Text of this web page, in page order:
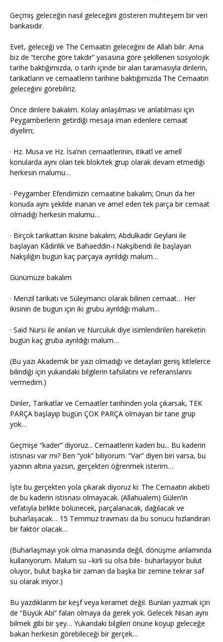
Geçmiş geleceğin nasıl geleceğini gösteren muhteşem bir veri
bankasıdır.
Evet, geleceği ve The Cemaatin geleceğini de Allah bilir. Ama
biz de “tercihe göre takdir” yasasına göre şekillenen sosyolojik
tarihe baktığımızda, o tarih içinde bir alan taramasıyla dinlerin,
tarikatların ve cemaatlerin tarihine baktığımızda The Cemaatin
geleceğini görebiliriz.
Önce dinlere bakalım. Kolay anlaşılması ve anlatılması için
Peygamberlerin getirdiği mesaja iman edenlere cemaat
diyelim;
· Hz. Musa ve Hz. İsa’nın cemaatlerinin, itikatî ve amelî
konularda aynı olan tek blok/tek grup olarak devam etmediği
herkesin malumu…
· Peygamber Efendimizin cemaatine bakalım; Onun da her
konuda aynı şekilde inanan ve amel eden tek parça bir cemaat
olmadığı herkesin malumu…
· Birçok tarikattan ikisine bakalım; Abdulkadir Geylani ile
başlayan Kâdirilik ve Bahaeddin-i Nakşibendi ile başlayan
Nakşiliğin bugün kaç parçaya ayrıldığı malum…
Günümüze bakalım
· Menzil tarikatı ve Süleymancı olarak bilinen cemaat… Her
ikisinin de bugün için iki grubu ayrıldığı malum…
· Said Nursi ile anılan ve Nurculuk diye isimlendirilen hareketin
bugün kaç gruba ayrıldığı malum…
(Bu yazı Akademik bir yazı olmadığı ve detayları geniş kitlelerce
bilindiği için yukarıdaki bilgilerin tafsilatını ve referanslarını
vermedim.)
Dinler, Tarikatlar ve Cemaatler tarihinden yola çıkarsak, TEK
PARÇA başlayıp bugün ÇOK PARÇA olmayan bir tane grup
yok…
Geçmişe “kader” diyoruz... Cemaatlerin kaderi bu... Bu kaderin
istisnası var mı? Ben “yok” biliyorum. “Var” diyen biri varsa, bu
yazının altına yazsın, gerçekten öğrenmek isterim…
İşte bu gerçekten yola çıkarak diyoruz ki: The Cemaatin akıbeti
de bu kaderin istisnası olmayacak. (Allahualem) Gülen’in
vefatıyla birlikte bölünecek, parçalanacak, dağılacak ve
buharlaşacak… 15 Temmuz travması da bu sonucu hızlandıran
bir faktör olacak…
(Buharlaşmayı yok olma manasında değil, dönüşme anlamında
kullanıyorum. Malum su –kirli su olsa bile- buharlaşıyor bulut
oluyor, bulut başka bir zaman da başka bir zemine tekrar saf
su olarak iniyor.)
Bu yazdıklarım bir keşf veya keramet değil. Bunları yazmak için
de “Büyük Abi” falan olmaya da gerek yok. Gelecek Nisan aynı
bilmek gibi bir şey… Yukarıdaki bilgileri önüne koyup geleceğe
bakan herkesin görebileceği bir gerçek…